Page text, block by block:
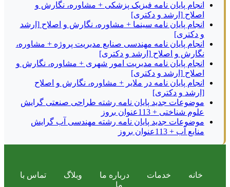
انجام پایان نامه فیزیک پزشکی + مشاوره، نگارش و
اصلاح [ارشد و دکتری]
انجام پایان نامه سینما + مشاوره، نگارش و اصلاح [ارشد
و دکتری]
انجام پایان نامه مهندسی صنایع مدیریت پروژه + مشاوره،
نگارش و اصلاح [ارشد و دکتری]
انجام پایان نامه مدیریت امور شهری + مشاوره، نگارش و
اصلاح [ارشد و دکتری]
انجام پایان نامه در ملایر + مشاوره، نگارش و اصلاح
[ارشد و دکتری]
موضوعات جدید پایان نامه رشته طراحی صنعتی گرایش
علوم شناختی + 113عنوان بروز
موضوعات جدید پایان نامه رشته مهندسی آب گرایش
منابع آب + 113عنوان بروز
خانه خدمات درباره ما وبلاگ
تماس با
ما